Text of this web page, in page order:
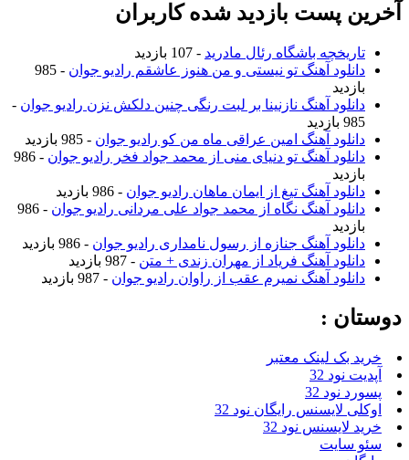
آخرین پست بازدید شده کاربران
تاریخچه باشگاه رئال مادرید - 107 بازدید
دانلود آهنگ تو نیستی و من هنوز عاشقم رادیو جوان
- 985
بازدید
دانلود آهنگ نازنینا بر لبت رنگی چنین دلکش نزن رادیو جوان -
985 بازدید
دانلود آهنگ امین عراقی ماه من کو رادیو جوان - 985 بازدید
دانلود آهنگ تو دنیای منی از محمد جواد فخر رادیو جوان
- 986
بازدید
دانلود آهنگ تیغ از ایمان ماهان رادیو جوان - 986 بازدید
دانلود آهنگ نگاه از محمد جواد علی مردانی رادیو جوان
- 986
بازدید
دانلود آهنگ جنازه از رسول نامداری رادیو جوان - 986 بازدید
دانلود آهنگ فریاد از مهران زندی + متن - 987 بازدید
دانلود آهنگ نمیرم عقب از راوان رادیو جوان - 987 بازدید
دوستان :
خرید بک لینک معتبر
آپدیت نود 32
پسورد نود 32
اوکلی لایسنس رایگان نود 32
خرید لایسنس نود 32
سئو سایت